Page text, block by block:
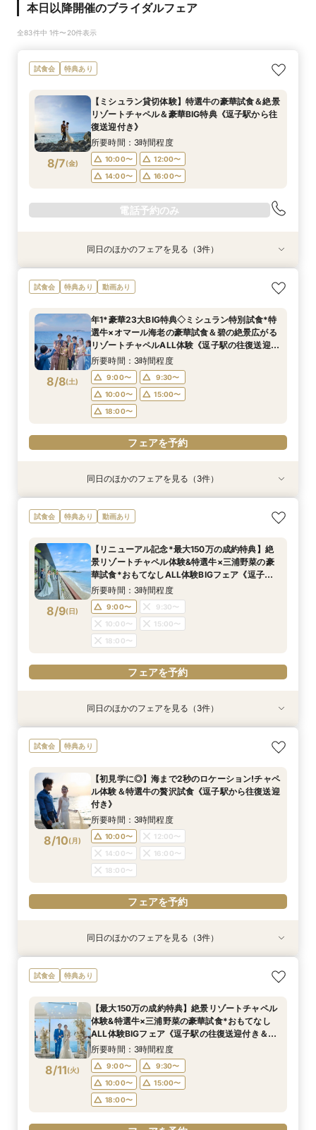
本日以降開催のブライダルフェア
全83件中 1件〜20件表示
試食会 特典あり
8/7(金)
【ミシュラン貸切体験】特選牛の豪華試食＆絶景
リゾートチャペル＆豪華BIG特典《逗子駅から往
復送迎付き》
所要時間：3時間程度
10:00〜
12:00〜
14:00〜
16:00〜
電話予約のみ
8/7(金)
＜式場探しを始めたばかりのふたりにオススメ初
級編フェア＞来店・登録不要！オンライン結婚相
所要時間：1時間程度
11:00〜
電話予約のみ
特典あり
8/7(金)
【60分で効率よく見学】逗子駅の往復送迎付◇
会場内覧×二人に合わせてなんでも相談
10:00〜
12:00〜
14:00〜
16:00〜
18:00〜
電話予約のみ
特典あり
8/7(金)
【6名～貸切可◇少人数WD】碧の絶景と美食で
もてなすステイリゾートWD◇特選牛の絶品試食
フト券1.5万円分プレゼント》
所要時間：3時間程度
10:00〜
12:00〜
14:00〜
16:00〜
18:00〜
電話予約のみ
同日のほかのフェアを見る（3件）
試食会 特典あり 動画あり
8/8(土)
年1*豪華23大BIG特典◇ミシュラン特別試食*特
選牛×オマール海老の豪華試食＆碧の絶景広がる
リゾートチャペルALL体験《逗子駅の往復送迎付
き＆ギフト券最大1.5万付》
所要時間：3時間程度
9:00〜
9:30〜
10:00〜
15:00〜
18:00〜
フェアを予約
8/8(土)
＜式場探しを始めたばかりのふたりにオススメ初
級編フェア＞来店・登録不要！オンライン結婚相
所要時間：1時間30分程度
9:00〜
フェアを予約
特典あり
8/8(土)
【90分クイック相談】まずは情報収集◎会場
ゆっくり内覧＆送迎
9:00〜
9:30〜
10:00〜
15:00〜
18:00〜
フェアを予約
特典あり
8/8(土)
【6名～貸切◎おもてなし家族婚】碧の絶景と美
食でもてなすステイリゾートWD◇特選牛の絶品
限定！ギフト券1.5万円分プレゼント》
所要時間：3時間程度
9:00〜
9:30〜
15:00〜
18:00〜
フェアを予約
同日のほかのフェアを見る（3件）
試食会 特典あり 動画あり
8/9(日)
【リニューアル記念*最大150万の成約特典】絶
景リゾートチャペル体験&特選牛×三浦野菜の豪
華試食*おもてなしALL体験BIGフェア《逗子駅
の往復送迎付き＆ギフト券最大1.5万付》
所要時間：3時間程度
9:00〜
9:30〜
10:00〜
15:00〜
18:00〜
フェアを予約
8/9(日
＜式場探しを始めたばかりのふたりにオススメ初
級編フェア＞来店・登録不要！オンライン結婚相
所要時間：1時間30分程度
9:00〜
フェアを予約
特典あり
8/9(日
【90分クイック相談】まずは情報収集◎会場
ゆっくり内覧＆送迎
9:00〜
9:30〜
10:00〜
18:00〜
フェアを予約
特典あり
8/9(日
【6名～貸切◎おもてなし家族婚】碧の絶景と美
食でもてなすステイリゾートWD◇特選牛の絶品
限定！ギフト券1.5万円分プレゼント》
所要時間：3時間程度
9:00〜
15:00〜
18:00〜
フェアを予約
同日のほかのフェアを見る（3件）
試食会 特典あり
8/10(月)
【初見学に◎】海まで2秒のロケーション!チャペ
ル体験＆特選牛の贅沢試食《逗子駅から往復送迎
付き》
所要時間：3時間程度
10:00〜
12:00〜
14:00〜
16:00〜
18:00〜
フェアを予約
8/10(月)
＜式場探しを始めたばかりのふたりにオススメ初
級編フェア＞来店・登録不要！オンライン結婚相
所要時間：1時間程度
11:00〜
フェアを予約
特典あり
8/10(月)
【60分で効率よく見学】逗子駅の往復送迎付◇
会場内覧×二人に合わせてなんでも相談
10:00〜
12:00〜
14:00〜
16:00〜
18:00〜
フェアを予約
特典あり
8/10(月)
【6名～貸切可◇少人数WD】碧の絶景と美食で
もてなすステイリゾートWD◇特選牛の絶品試食
フト券1.5万円分プレゼント》
所要時間：3時間程度
10:00〜
12:00〜
14:00〜
16:00〜
18:00〜
フェアを予約
同日のほかのフェアを見る（3件）
試食会 特典あり
8/11(火)
【最大150万の成約特典】絶景リゾートチャペル
体験&特選牛×三浦野菜の豪華試食*おもてなし
ALL体験BIGフェア《逗子駅の往復送迎付き＆ギ
フト券最大1.5万付》
所要時間：3時間程度
9:00〜
9:30〜
10:00〜
15:00〜
18:00〜